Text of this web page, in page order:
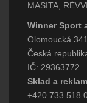
MASITA,
Winner Sport
Olomoucká
Česká
IČ: 29363772
Sklad a
+420 733 518